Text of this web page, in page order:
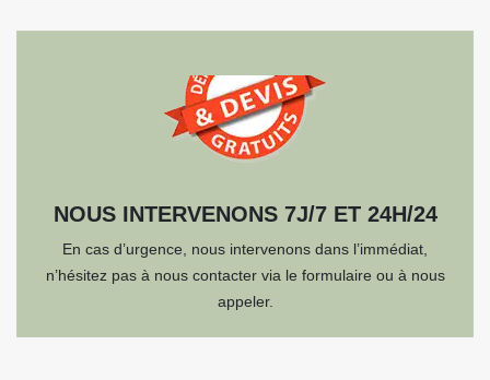
NOUS INTERVENONS 7J/7 ET 24H/24
En cas d’urgence, nous intervenons dans l’immédiat,
n’hésitez pas à nous contacter via le formulaire ou à nous
appeler.